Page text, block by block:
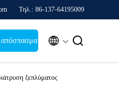
Τηλ.: 86-137-64195009
 
ξεπλύματος